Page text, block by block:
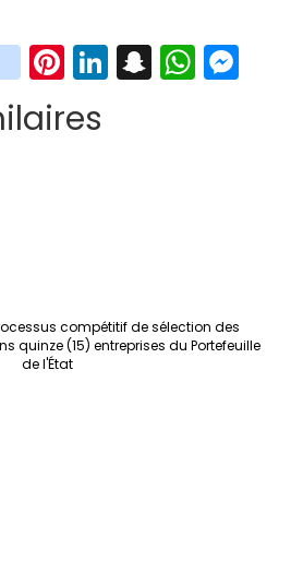
wi
in
st
ag
Pi
er
Li S W
compétitif de sélection des
quinze (15) entreprises du Portefeuille
de l'État